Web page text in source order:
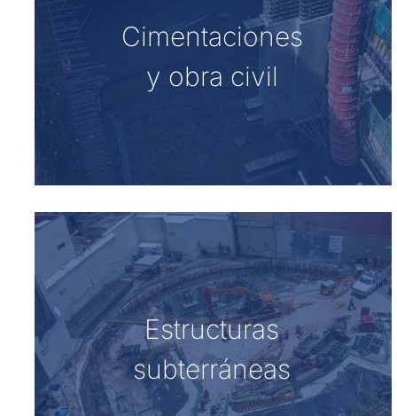
Cimentaciones
y obra civil
Estructuras
subterráneas